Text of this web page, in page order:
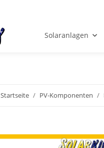
Solaranlagen
Startseite PV-Komponenten